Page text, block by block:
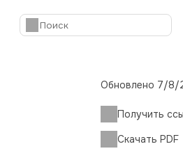
Обновлено 7/8/
Получить
Скачать PDF